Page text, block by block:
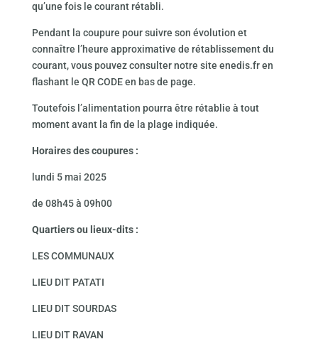
qu’une fois le courant rétabli.
Pendant la coupure pour suivre son évolution et
connaître l’heure approximative de rétablissement du
courant, vous pouvez consulter notre site enedis.fr en
flashant le QR CODE en bas de page.
Toutefois l’alimentation pourra être rétablie à tout
moment avant la fin de la plage indiquée.
Horaires des coupures :
lundi 5 mai 2025
de 08h45 à 09h00
Quartiers ou lieux-dits :
LES COMMUNAUX
LIEU DIT PATATI
LIEU DIT SOURDAS
LIEU DIT RAVAN